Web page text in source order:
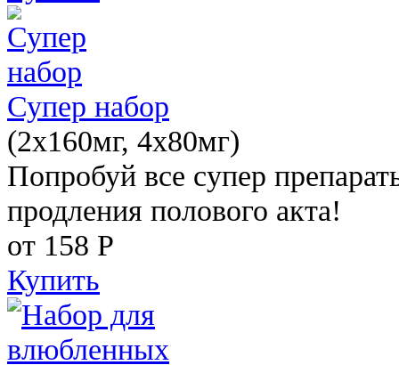
Супер набор
(2х160мг, 4х80мг)
Попробуй все супер
продления полового акта!
от 158 Р
Купить